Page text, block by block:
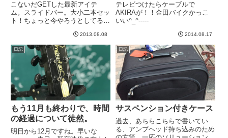
こないだGETした最新アイテ
ム。スライドバー。大小二本セッ
ト！ちょっと今やろうとしてる曲
と。あと、そのうちエアロスミス
のDraw the Lineの練習に使おう
と思っている。そして、なんとい
ってもこれ！前にも書い...
2013.08.08
テレビつけたらケーブルで
AKIRAが！！金田バイクかっこ
いい^_^-----
2014.08.17
日記
もう11月も終わりで、時間
の経過について徒然。
明日から12月ですね。早いな
日記
サスペンション付きケース
過去、あちらこちらで書いてい
る、アンプヘッド持ち込みのため